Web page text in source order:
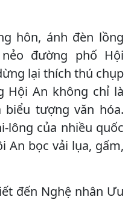
hôn, ánh đèn lồng
đường phố Hội
lại thích thú chụp
Hội An không chỉ là
tượng văn hóa.
lông của nhiều quốc
An bọc vải lụa, gấm,
đến Nghệ nhân Ưu